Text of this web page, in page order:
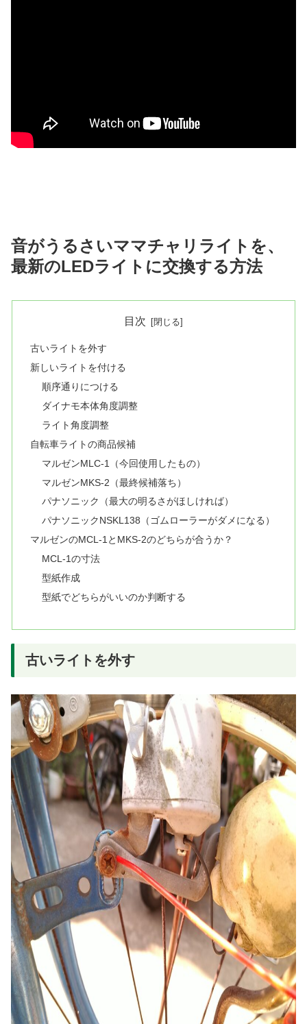
音がうるさいママチャリライトを、
最新のLEDライトに交換する方法
目次
古いライトを外す
新しいライトを付ける
順序通りにつける
ダイナモ本体角度調整
ライト角度調整
自転車ライトの商品候補
マルゼンMLC-1（今回使用したもの）
マルゼンMKS-2（最終候補落ち）
パナソニック（最大の明るさがほしければ）
パナソニックNSKL138（ゴムローラーがダメになる）
マルゼンのMCL-1とMKS-2のどちらが合うか？
MCL-1の寸法
型紙作成
型紙でどちらがいいのか判断する
古いライトを外す